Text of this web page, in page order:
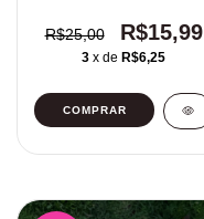
R$25,00 R$15,99
3 x de R$6,25